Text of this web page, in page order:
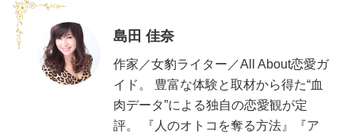
島田 佳奈
作家／女豹ライター／All About恋愛ガ
イド。 豊富な体験と取材から得た“血
肉データ”による独自の恋愛観が定
評。 『人のオトコを奪る方法』『ア